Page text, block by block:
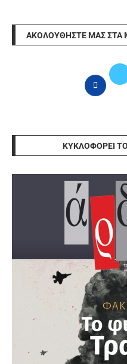
ΑΚΟΛΟΥΘΉΣΤΕ ΜΑΣ ΣΤΑ
ΚΥΚΛΟΦΟΡΕΊ